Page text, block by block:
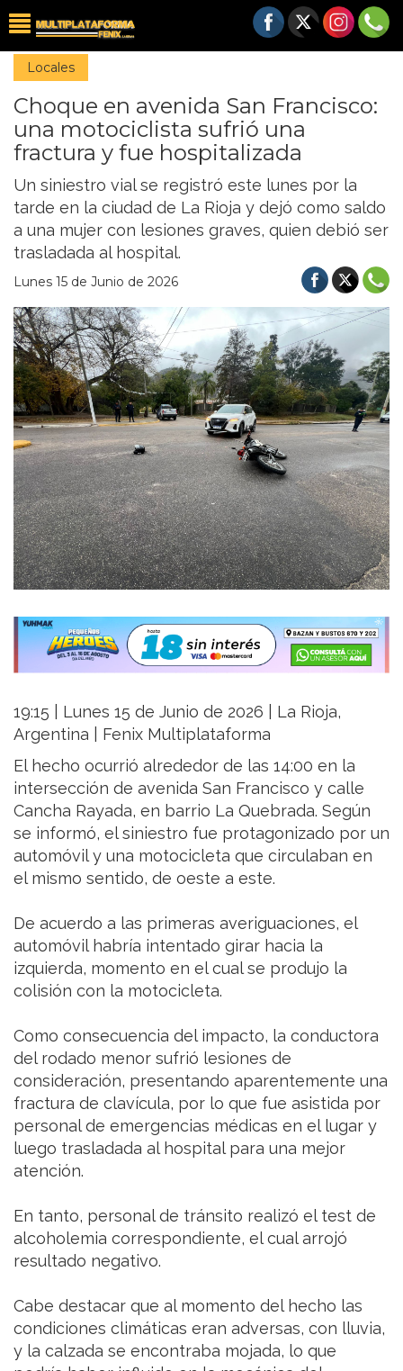
Locales
Choque en avenida San Francisco:
una motociclista sufrió una
fractura y fue hospitalizada
Un siniestro vial se registró este lunes por la
tarde en la ciudad de La Rioja y dejó como saldo
a una mujer con lesiones graves, quien debió ser
trasladada al hospital.
Lunes 15 de Junio de 2026
19:15 | Lunes 15 de Junio de 2026 | La Rioja,
Argentina | Fenix Multiplataforma
El hecho ocurrió alrededor de las 14:00 en la
intersección de avenida San Francisco y calle
Cancha Rayada, en barrio La Quebrada. Según
se informó, el siniestro fue protagonizado por un
automóvil y una motocicleta que circulaban en
el mismo sentido, de oeste a este.
De acuerdo a las primeras averiguaciones, el
automóvil habría intentado girar hacia la
izquierda, momento en el cual se produjo la
colisión con la motocicleta.
Como consecuencia del impacto, la conductora
del rodado menor sufrió lesiones de
consideración, presentando aparentemente una
fractura de clavícula, por lo que fue asistida por
personal de emergencias médicas en el lugar y
luego trasladada al hospital para una mejor
atención.
En tanto, personal de tránsito realizó el test de
alcoholemia correspondiente, el cual arrojó
resultado negativo.
Cabe destacar que al momento del hecho las
condiciones climáticas eran adversas, con lluvia,
y la calzada se encontraba mojada, lo que